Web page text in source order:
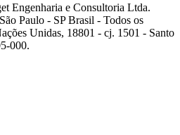
Engenharia e Consultoria Ltda.
Paulo - SP Brasil - Todos os
Unidas, 18801 - cj. 1501 - Santo
000.